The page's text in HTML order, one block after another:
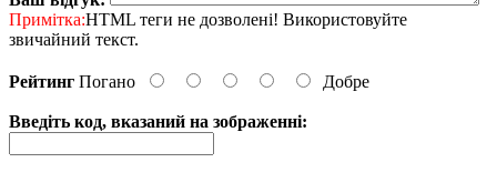
Примітка:HTML теги не дозволені! Використовуйте
звичайний текст.
Рейтинг Погано Добре
Введіть код, вказаний на зображенні: